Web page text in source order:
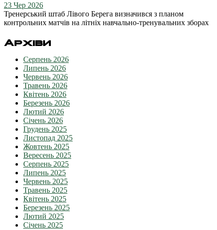
23 Чер 2026
Тренерський штаб Лівого Берега визначився з планом
контрольних матчів на літніх навчально-тренувальних зборах
Архіви
Серпень 2026
Липень 2026
Червень 2026
Травень 2026
Квітень 2026
Березень 2026
Лютий 2026
Січень 2026
Грудень 2025
Листопад 2025
Жовтень 2025
Вересень 2025
Серпень 2025
Липень 2025
Червень 2025
Травень 2025
Квітень 2025
Березень 2025
Лютий 2025
Січень 2025